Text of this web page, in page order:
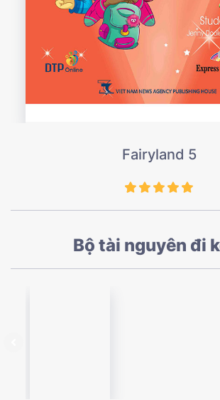
Fairyland 5
Bộ tài nguyên đi